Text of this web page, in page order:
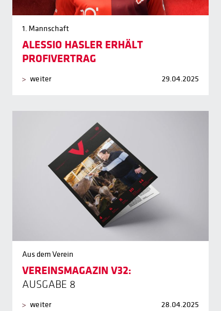
1. Mannschaft
ALESSIO HASLER ERHÄLT
PROFIVERTRAG
weiter 29.04.2025
Aus dem Verein
VEREINSMAGAZIN V32:
AUSGABE 8
weiter 28.04.2025